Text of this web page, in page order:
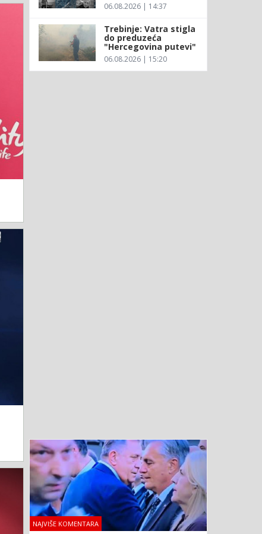
06.08.2026 | 14:37
Trebinje: Vatra stigla
do preduzeća
"Hercegovina putevi"
06.08.2026 | 15:20
NAJVIŠE KOMENTARA